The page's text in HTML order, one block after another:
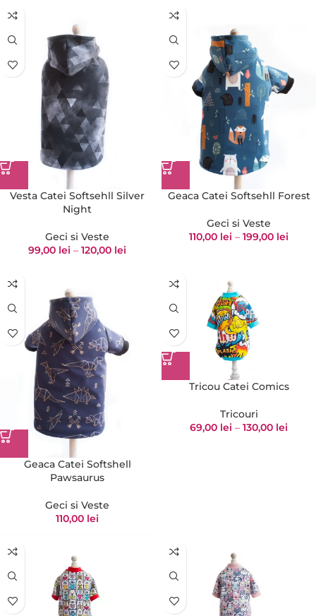
Vesta Catei Softsehll Silver
Night
Geci si Veste
99,00 lei – 120,00 lei
Geaca Catei Softsehll Forest
Geci si Veste
110,00 lei – 199,00 lei
Geaca Catei Softshell
Pawsaurus
Geci si Veste
110,00 lei
Tricou Catei Comics
Tricouri
69,00 lei – 130,00 lei